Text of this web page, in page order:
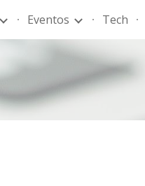
Skip to navigation
Eventos Tech